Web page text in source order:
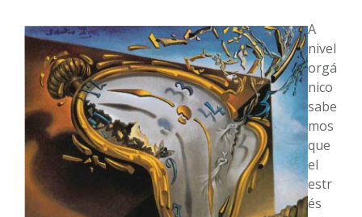
A
nivel
orgá
nico
sabe
mos
que
el
estr
és